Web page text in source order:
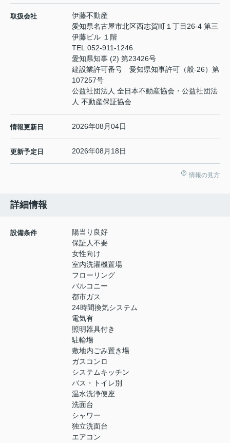
取扱会社
伊藤不動産
愛知県名古屋市北区西志賀町１丁目26-4 第三
伊藤ビル １階
TEL:052-911-1246
愛知県知事 (2) 第23426号
建設業許可番号 愛知県知事許可（般-26）第
107257号
公益社団法人 全日本不動産協会・公益社団法
人 不動産保証協会
情報更新日 2026年08月04日
更新予定日 2026年08月18日
情報の見方
詳細情報
設備条件
陽当り良好
保証人不要
女性向け
室内洗濯機置場
フローリング
バルコニー
都市ガス
24時間換気システム
電気有
照明器具付き
駐輪場
敷地内ごみ置き場
ガスコンロ
システムキッチン
バス・トイレ別
温水洗浄便座
洗面台
シャワー
独立洗面台
エアコン